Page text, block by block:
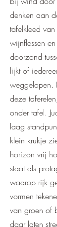
denken aan
tafelkleed
wijnflessen
doorzond
lijkt of
weggelopen.
deze
onder tafel.
laag
klein krukje
horizon vrij
staat als
waarop rijk
vormen
van groen of
daar laten